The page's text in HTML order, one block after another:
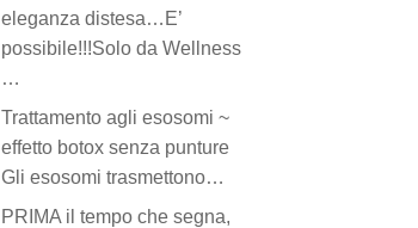
eleganza distesa…E’
possibile!!!Solo da Wellness
…
Trattamento agli esosomi ~
effetto botox senza punture
Gli esosomi trasmettono…
PRIMA il tempo che segna,